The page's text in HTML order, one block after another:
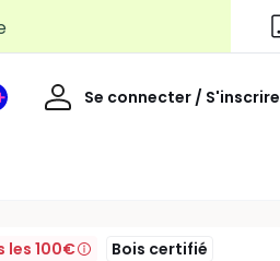
Se connecter / S'inscrire
Mon
les 100€ Bois certifié